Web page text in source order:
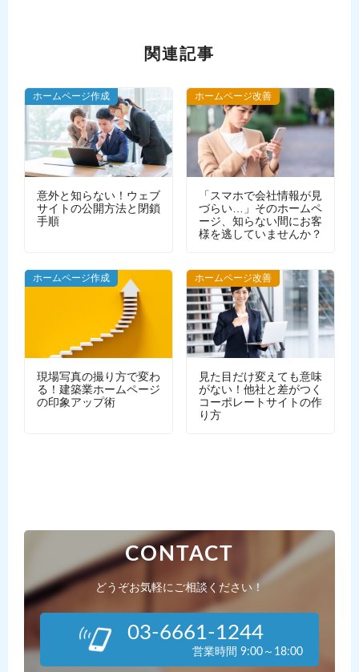
関連記事
ホームページ作成
意外と知らない！ウェブ
サイトの公開方法と閉鎖
手順
ホームページ改善
「スマホで会社情報が見
づらい…」そのホームペ
ージ、知らない間にお客
様を逃していませんか？
WEBデザイン
ホームページ作成
現場写真の撮り方で変わ
る！建築業ホームページ
の印象アップ術
ホームページ改善
見た目だけ変えても意味
がない！他社と差がつく
コーポレートサイトの作
り方
CONTACT
どうぞお気軽にご相談ください！
03-6661-1244
営業時間 9:00～18:00